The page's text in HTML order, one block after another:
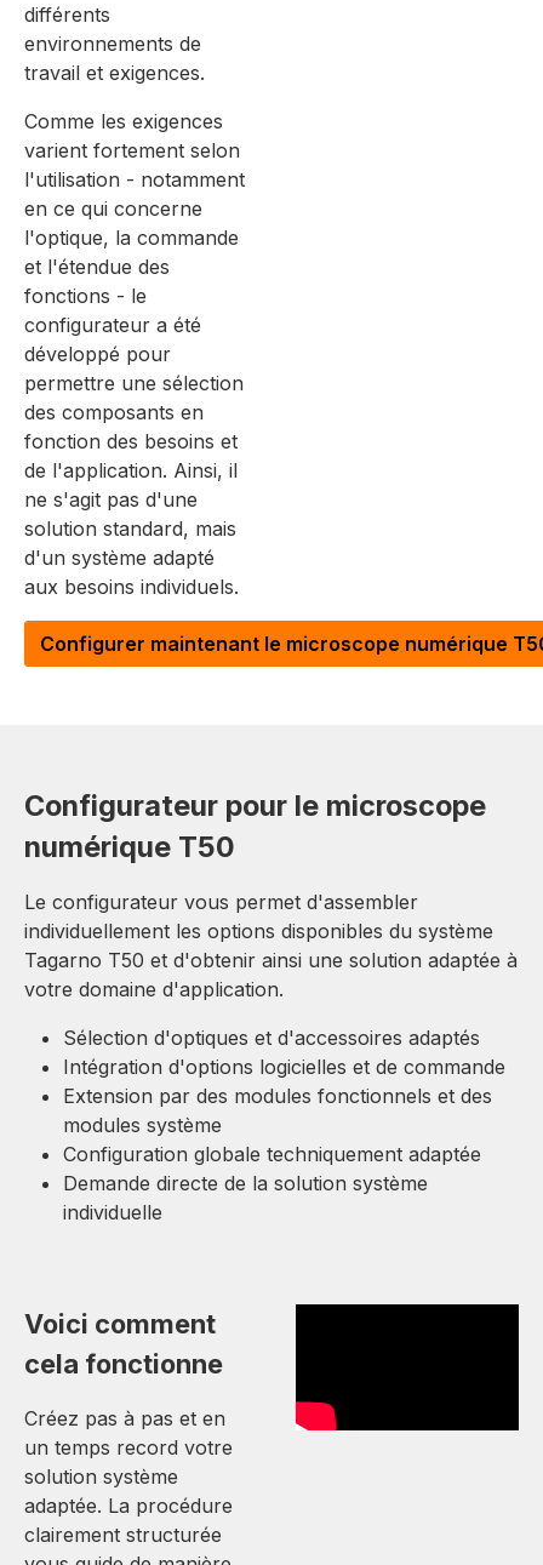
différents
environnements de
travail et exigences.
Comme les exigences
varient fortement selon
l'utilisation - notamment
en ce qui concerne
l'optique, la commande
et l'étendue des
fonctions - le
configurateur a été
développé pour
permettre une sélection
des composants en
fonction des besoins et
de l'application. Ainsi, il
ne s'agit pas d'une
solution standard, mais
d'un système adapté
aux besoins individuels.
Configurer maintenant le microscope numérique
Configurateur pour le microscope
numérique T50
Le configurateur vous permet d'assembler
individuellement les options disponibles du système
Tagarno T50 et d'obtenir ainsi une solution adaptée à
votre domaine d'application.
Sélection d'optiques et d'accessoires adaptés
Intégration d'options logicielles et de commande
Extension par des modules fonctionnels et des
modules système
Configuration globale techniquement adaptée
Demande directe de la solution système
individuelle
Voici comment
cela fonctionne
Créez pas à pas et en
un temps record votre
solution système
adaptée. La procédure
clairement structurée